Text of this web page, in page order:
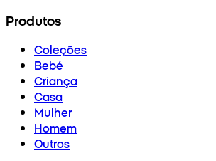
Produtos
Coleções
Bebé
Criança
Casa
Mulher
Homem
Outros